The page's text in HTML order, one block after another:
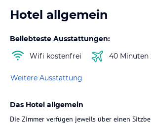
Hotel allgemein
Beliebteste Ausstattungen:
Wifi kostenfrei
40 Minuten
Weitere Ausstattung
Das Hotel allgemein
Die Zimmer verfügen jeweils über einen